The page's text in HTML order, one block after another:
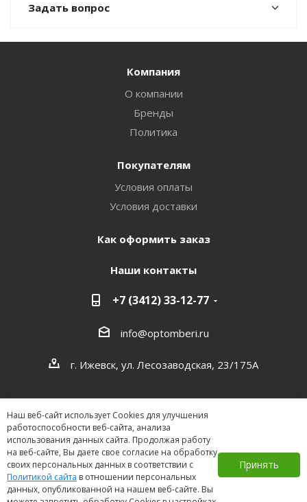
Задать вопрос
Наш веб-сайт использует Cookies для улучшения
работоспособности веб-сайта, анализа
использования данных сайта. Продолжая работу
на веб-сайте, Вы даете свое согласие на обработку
своих персональных данных в соответствии с
Политикой сайта в отношении персональных
данных, опубликованной на нашем веб-сайте. Вы
Принять
Компания
О компании
Бренды
Политика
Покупателям
Условия оплаты
Условия доставки
Как оформить заказ
Наши контакты
+7 (3412) 33-12-77
info@optomberi.ru
г. Ижевск, ул. Лесозаводская, 23/175А
2026 ©